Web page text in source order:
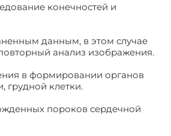
конечностей и
данным, в этом случае
анализ изображения.
в формировании органов
грудной клетки.
пороков сердечной